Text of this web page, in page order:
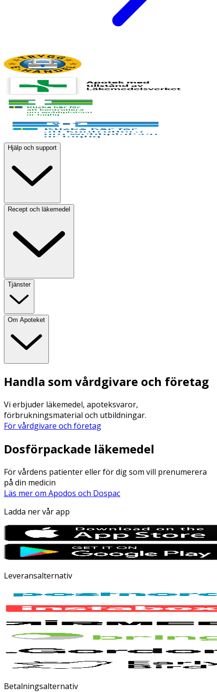
Hjälp och support
Recept och läkemedel
Tjänster
Om Apoteket
Handla som vårdgivare och företag
Vi erbjuder läkemedel, apoteksvaror,
förbrukningsmaterial och utbildningar.
För vårdgivare och företag
Dosförpackade läkemedel
För vårdens patienter eller för dig som vill prenumerera
på din medicin
Läs mer om Apodos och Dospac
Ladda ner vår app
Leveransalternativ
Betalningsalternativ